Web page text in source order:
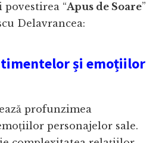
povestirea “Apus de Soare”
Delavrancea:
și emoțiilor
profunzimea
personajelor sale.